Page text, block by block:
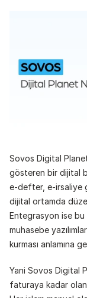
Sovos Digital
gösteren bir dijital
e-defter, e-irsaliye
dijital ortamda
Entegrasyon ise bu
muhasebe
kurması anlamına
Yani Sovos Digital
faturaya kadar